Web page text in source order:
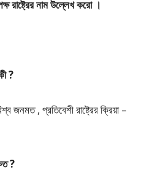
রাষ্ট্রের নাম উল্লেখ করো ।
?
জনমত , প্রতিবেশী রাষ্ট্রের ক্রিয়া –
?